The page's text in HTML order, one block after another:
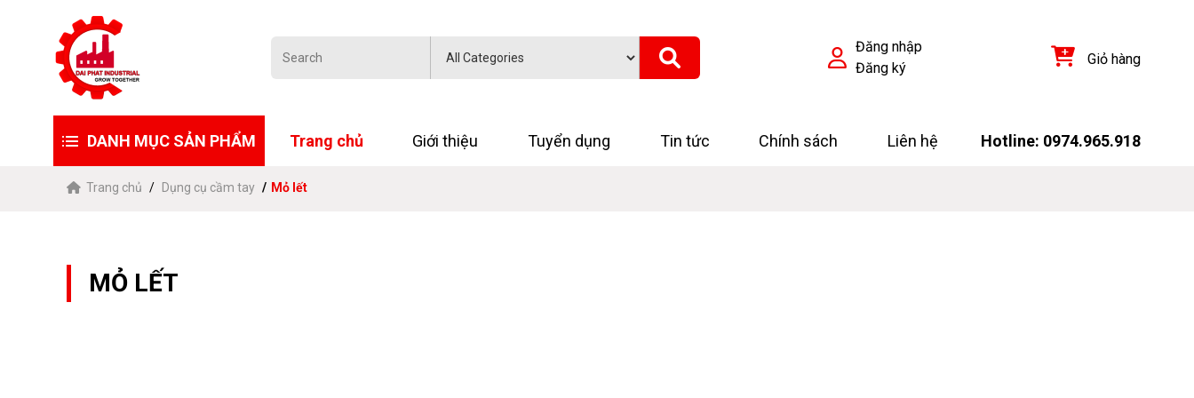
Đăng nhập
Đăng ký
Giỏ hàng
DANH MỤC SẢN PHẨM Trang chủ Giới thiệu Tuyển dụng Tin tức Chính sách Liên hệ Hotline: 0974.965.918
Trang chủ Dụng cụ cầm tay Mỏ lết
MỎ LẾT